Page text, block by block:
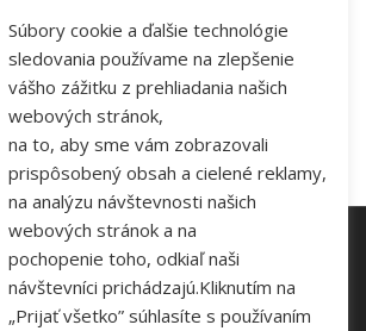
KONTAKT
Súbory cookie a ďalšie technológie
sledovania používame na zlepšenie
vášho zážitku z prehliadania našich
webových stránok,
na to, aby sme vám zobrazovali
prispôsobený obsah a cielené reklamy,
na analýzu návštevnosti našich
webových stránok a na
pochopenie toho, odkiaľ naši
návštevníci prichádzajú.Kliknutím na
„Prijať všetko” súhlasíte s používaním